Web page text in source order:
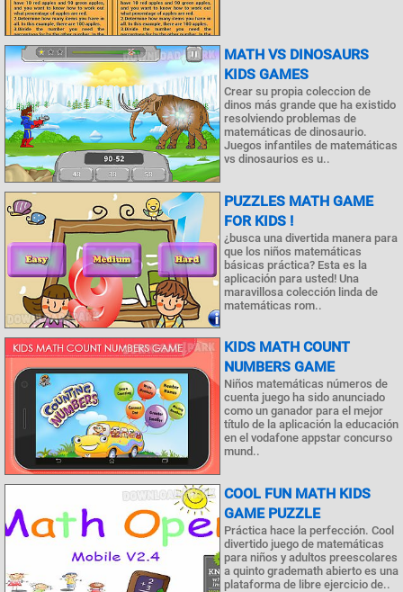
MATH VS DINOSAURS
KIDS GAMES
Crear su propia coleccion de
dinos más grande que ha existido
resolviendo problemas de
matemáticas de dinosaurio.
Juegos infantiles de matemáticas
vs dinosaurios es u..
PUZZLES MATH GAME
FOR KIDS !
¿busca una divertida manera para
que los niños matemáticas
básicas práctica? Esta es la
aplicación para usted! Una
maravillosa colección linda de
matemáticas rom..
KIDS MATH COUNT
NUMBERS GAME
Niños matemáticas números de
cuenta juego ha sido anunciado
como un ganador para el mejor
título de la aplicación la educación
en el vodafone appstar concurso
mund..
COOL FUN MATH KIDS
GAME PUZZLE
Práctica hace la perfección. Cool
divertido juego de matemáticas
para niños y adultos preescolares
a quinto grademath abierto es una
plataforma de libre ejercicio de..